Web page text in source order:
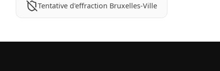
Tentative d'effraction Bruxelles-Ville